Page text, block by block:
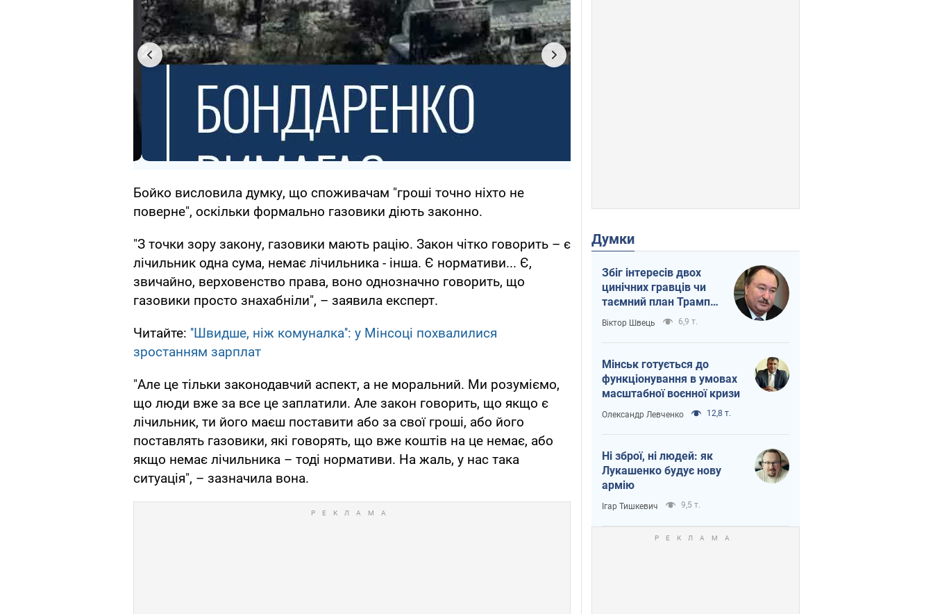
Бойко висловила думку, що споживачам "гроші точно ніхто не
поверне", оскільки формально газовики діють законно.
"З точки зору закону, газовики мають рацію. Закон чітко говорить – є
лічильник одна сума, немає лічильника - інша. Є нормативи... Є,
звичайно, верховенство права, воно однозначно говорить, що
газовики просто знахабніли", – заявила експерт.
Читайте: ''Швидше, ніж комуналка'': у Мінсоці похвалилися
зростанням зарплат
"Але це тільки законодавчий аспект, а не моральний. Ми розуміємо,
що люди вже за все це заплатили. Але закон говорить, що якщо є
лічильник, ти його маєш поставити або за свої гроші, або його
поставлять газовики, які говорять, що вже коштів на це немає, або
якщо немає лічильника – тоді нормативи. На жаль, у нас така
ситуація", – зазначила вона.
Думки
Збіг інтересів двох
цинічних гравців чи
таємний план Трампа
і Путіна?
Віктор Швець 6,9 т.
Мінськ готується до
функціонування в умовах
масштабної воєнної кризи
Олександр Левченко 12,8 т.
Ні зброї, ні людей: як
Лукашенко будує нову
армію
Ігар Тишкевич 9,5 т.